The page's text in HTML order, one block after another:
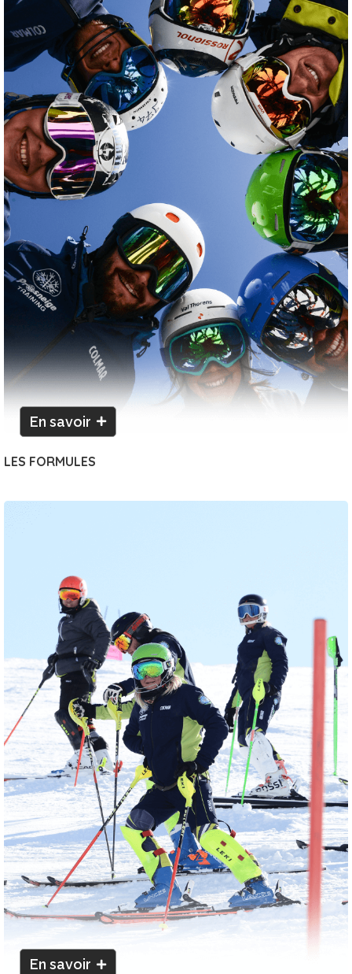
En savoir
LES FORMULES
En savoir